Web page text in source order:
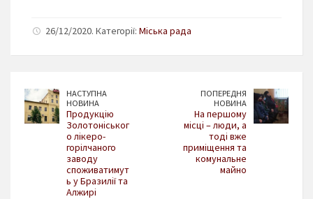
26/12/2020. Категорії: Міська рада
НАСТУПНА
НОВИНА
Продукцію
Золотоніськог
о лікеро-
горілчаного
заводу
споживатимут
ь у Бразилії та
Алжирі
ПОПЕРЕДНЯ
НОВИНА
На першому
місці – люди, а
тоді вже
приміщення та
комунальне
майно